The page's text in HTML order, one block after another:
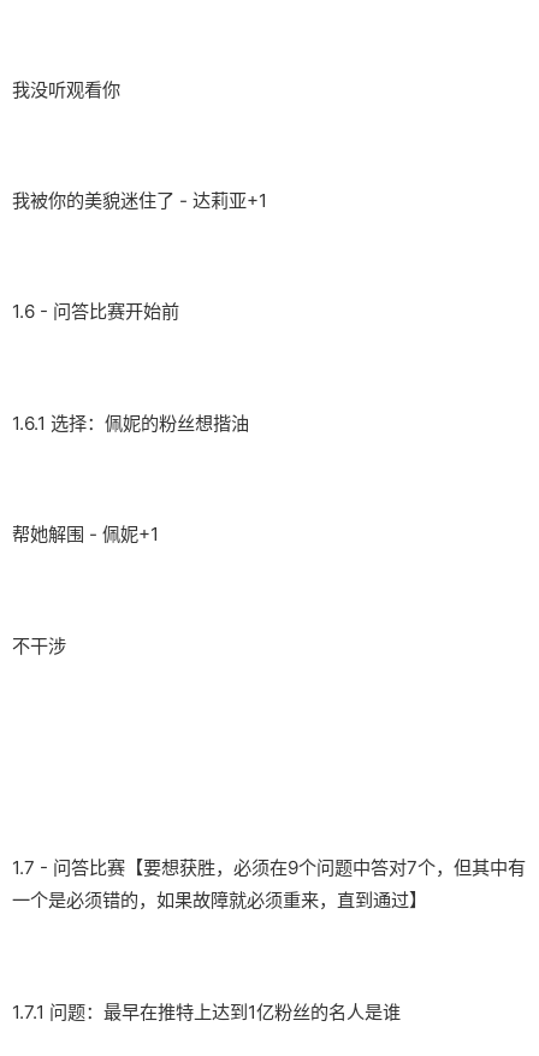
我没听观看你
我被你的美貌迷住了 - 达莉亚+1
1.6 - 问答比赛开始前
1.6.1 选择：佩妮的粉丝想揩油
帮她解围 - 佩妮+1
不干涉
1.7 - 问答比赛【要想获胜，必须在9个问题中答对7个，但其中有
一个是必须错的，如果故障就必须重来，直到通过】
1.7.1 问题：最早在推特上达到1亿粉丝的名人是谁